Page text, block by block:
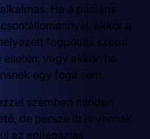
Ha a páciens
akkor a
fogpótlás szóba
vagy akkor, ha
egy foga sem.
szemben minden
de persze itt is vannak
az epilepsziás